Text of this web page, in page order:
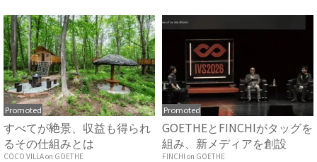
Promoted
すべてが絶景、収益も得られ
るその仕組みとは
COCO VILLA on GOETHE
Promoted
GOETHEとFINCHIがタッグを
組み、新メディアを創設
FINCHI on GOETHE